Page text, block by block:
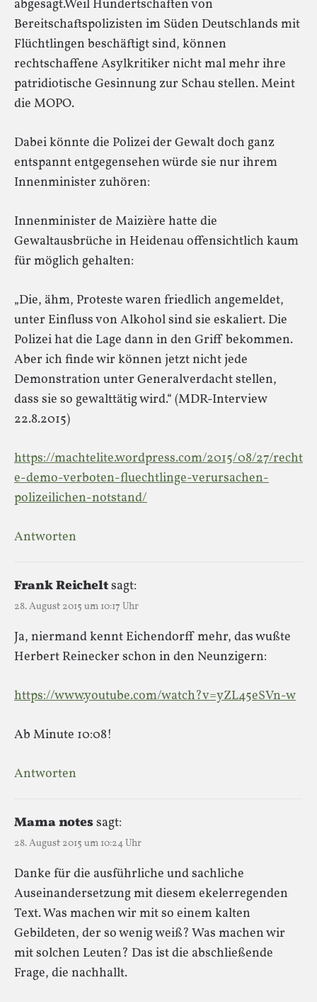
abgesagt.Weil Hundertschaften von
Bereitschaftspolizisten im Süden Deutschlands mit
Flüchtlingen beschäftigt sind, können
rechtschaffene Asylkritiker nicht mal mehr ihre
patridiotische Gesinnung zur Schau stellen. Meint
die MOPO.
Dabei könnte die Polizei der Gewalt doch ganz
entspannt entgegensehen würde sie nur ihrem
Innenminister zuhören:
Innenminister de Maizière hatte die
Gewaltausbrüche in Heidenau offensichtlich kaum
für möglich gehalten:
„Die, ähm, Proteste waren friedlich angemeldet,
unter Einfluss von Alkohol sind sie eskaliert. Die
Polizei hat die Lage dann in den Griff bekommen.
Aber ich finde wir können jetzt nicht jede
Demonstration unter Generalverdacht stellen,
dass sie so gewalttätig wird.“ (MDR-Interview
22.8.2015)
https://machtelite.wordpress.com/2015/08/27/recht
e-demo-verboten-fluechtlinge-verursachen-
polizeilichen-notstand/
Antworten
Frank Reicheltsagt:
28. August 2015 um 10:17 Uhr
Ja, niermand kennt Eichendorff mehr, das wußte
Herbert Reinecker schon in den Neunzigern:
https://www.youtube.com/watch?v=yZL45eSVn-w
Ab Minute 10:08!
Antworten
Mama notessagt:
28. August 2015 um 10:24 Uhr
Danke für die ausführliche und sachliche
Auseinandersetzung mit diesem ekelerregenden
Text. Was machen wir mit so einem kalten
Gebildeten, der so wenig weiß? Was machen wir
mit solchen Leuten? Das ist die abschließende
Frage, die nachhallt.